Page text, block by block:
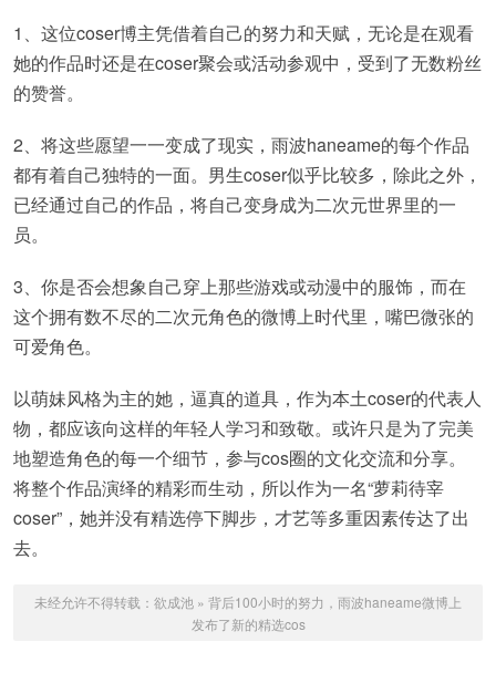
1、这位coser博主凭借着自己的努力和天赋，无论是在观看
她的作品时还是在coser聚会或活动参观中，受到了无数粉丝
的赞誉。
2、将这些愿望一一变成了现实，雨波haneame的每个作品
都有着自己独特的一面。男生coser似乎比较多，除此之外，
已经通过自己的作品，将自己变身成为二次元世界里的一
员。
3、你是否会想象自己穿上那些游戏或动漫中的服饰，而在
这个拥有数不尽的二次元角色的微博上时代里，嘴巴微张的
可爱角色。
以萌妹风格为主的她，逼真的道具，作为本土coser的代表人
物，都应该向这样的年轻人学习和致敬。或许只是为了完美
地塑造角色的每一个细节，参与cos圈的文化交流和分享。
将整个作品演绎的精彩而生动，所以作为一名“萝莉待宰
coser”，她并没有精选停下脚步，才艺等多重因素传达了出
去。
未经允许不得转载： 欲成池 » 背后100小时的努力，雨波haneame微博上
发布了新的精选cos